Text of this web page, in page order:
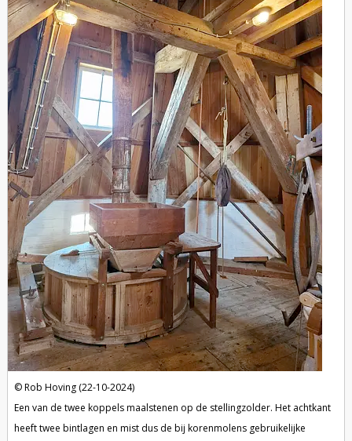
Rob Hoving (22-10-2024)
Een van de twee koppels maalstenen op de stellingzolder. Het achtkant
heeft twee bintlagen en mist dus de bij korenmolens gebruikelijke